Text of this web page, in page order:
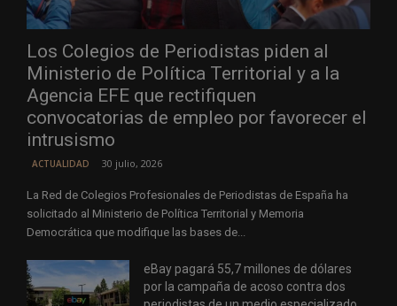
Los Colegios de Periodistas piden al
Ministerio de Política Territorial y a la
Agencia EFE que rectifiquen
convocatorias de empleo por favorecer el
intrusismo
ACTUALIDAD 30 julio, 2026
La Red de Colegios Profesionales de Periodistas de España ha
solicitado al Ministerio de Política Territorial y Memoria
Democrática que modifique las bases de...
eBay pagará 55,7 millones de dólares
por la campaña de acoso contra dos